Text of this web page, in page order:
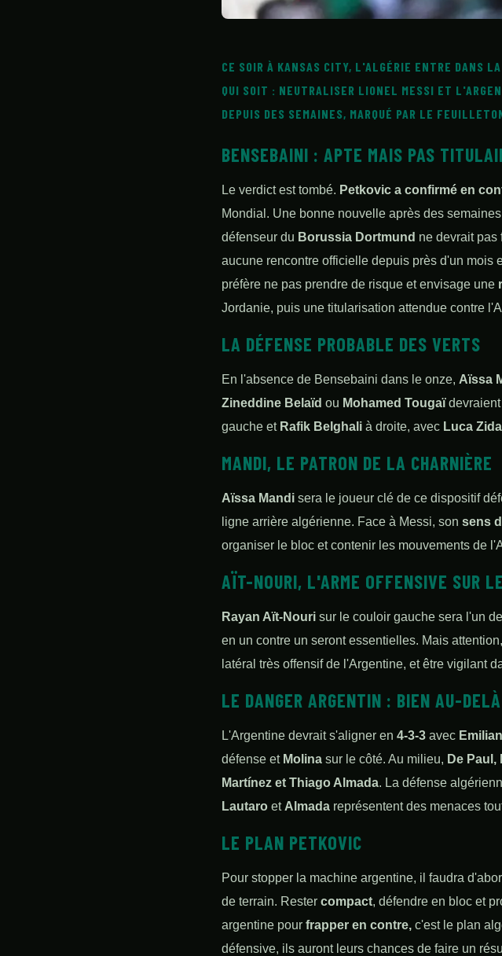
CE SOIR À KANSAS CITY, L'ALGÉRIE ENTRE DANS
QUI SOIT : NEUTRALISER LIONEL MESSI ET
DEPUIS DES SEMAINES, MARQUÉ PAR LE
BENSEBAINI : APTE MAIS PAS
Le verdict est tombé. Petkovic a confirmé en
Mondial. Une bonne nouvelle après des
défenseur du Borussia Dortmund ne devrait pas
aucune rencontre officielle depuis près d'un
préfère ne pas prendre de risque et envisage une
Jordanie, puis une titularisation attendue contre
LA DÉFENSE PROBABLE DES VERTS
En l'absence de Bensebaini dans le onze, Aïssa
Zineddine Belaïd ou Mohamed Tougaïdevraient
gauche et Rafik Belghali à droite, avec Luca
MANDI, LE PATRON DE LA CHARNIÈRE
Aïssa Mandi sera le joueur clé de ce dispositif
ligne arrière algérienne. Face à Messi, son sens
organiser le bloc et contenir les mouvements de
AÏT-NOURI, L'ARME OFFENSIVE SUR
Rayan Aït-Nouri sur le couloir gauche sera l'un
en un contre un seront essentielles. Mais
latéral très offensif de l'Argentine, et être vigilant
LE DANGER ARGENTIN : BIEN AU-
L'Argentine devrait s'aligner en 4-3-3 avec
défense et Molina sur le côté. Au milieu, De
Martínez et Thiago Almada. La défense
Lautaro et Almada représentent des menaces
LE PLAN PETKOVIC
Pour stopper la machine argentine, il faudra
de terrain. Rester compact, défendre en bloc et
argentine pour frapper en contre, c'est le plan
défensive, ils auront leurs chances de faire un